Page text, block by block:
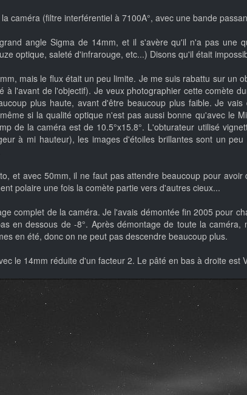
caméra (filtre interférentiel à 7100A°, avec une bande
angle Sigma de 14mm, et il s'avère qu'il n'a pas une
optique, saleté d'infrarouge, etc...) Disons qu'il était
mais le flux était un peu limite. Je me suis rabattu sur un
à l'avant de l'objectif). Je veux photographier cette comète
plus haute, avant d'être beaucoup plus faible. Je
si la qualité optique n'est pas aussi bonne qu'avec le
de la caméra est de 10.5°x15.8°. L'obturateur utilisé
à mi hauteur), les images d'étoiles brillantes sont un
et avec 50mm, il ne faut pas attendre beaucoup pour
polaire une fois la comète partie vers d'autres cieux...
complet de la caméra. Je l'avais démontée fin 2005 pour
en dessous de -8°. Après démontage de toute la
en été, donc on ne peut pas descendre beaucoup plus.
le 14mm réduite d'un facteur 2. Le pâté en bas à droite est